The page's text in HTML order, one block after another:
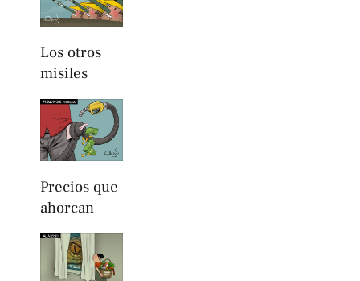
Los otros
misiles
Precios que
ahorcan